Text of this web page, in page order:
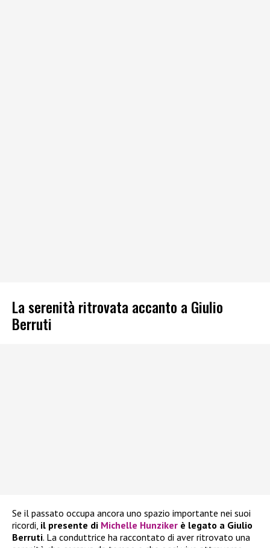
La serenità ritrovata accanto a Giulio
Berruti
Se il passato occupa ancora uno spazio importante nei suoi
ricordi, il presente di Michelle Hunziker è legato a Giulio
Berruti. La conduttrice ha raccontato di aver ritrovato una